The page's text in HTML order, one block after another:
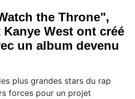
the Throne",
West ont créé
un album devenu
plus grandes stars du rap
forces pour un projet